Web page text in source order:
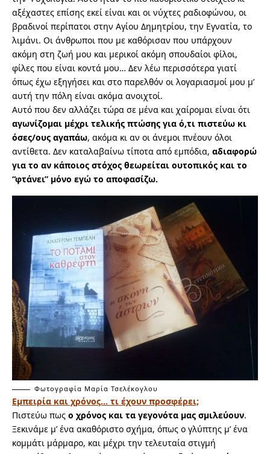
αξέχαστες επίσης εκεί είναι και οι νύχτες ραδιοφώνου, οι
βραδινοί περίπατοι στην Αγίου Δημητρίου, την Εγνατία, το
λιμάνι. Οι άνθρωποι που με καθόρισαν που υπάρχουν
ακόμη στη ζωή μου και μερικοί ακόμη σπουδαίοι φίλοι,
φίλες που είναι κοντά μου… Δεν λέω περισσότερα γιατί
όπως έχω εξηγήσει και στο παρελθόν οι λογαριασμοί μου μ’
αυτή την πόλη είναι ακόμα ανοιχτοί.
Αυτό που δεν αλλάζει τώρα σε μένα και χαίρομαι είναι ότι
αγωνίζομαι μέχρι τελικής πτώσης για ό,τι πιστεύω κι
όσες/ους αγαπάω, ακόμα κι αν οι άνεμοι πνέουν όλοι
αντίθετα. Δεν καταλαβαίνω τίποτα από εμπόδια, αδιαφορώ
για το αν κάποιος στόχος θεωρείται ουτοπικός και το
“φτάνει” μόνο εγώ το αποφασίζω.
Φωτογραφία Μαρία Τσελέκογλου
Εμπειρία και χρόνος… τι έχουν προσφέρει;
Πιστεύω πως ο χρόνος και τα γεγονότα μας σμιλεύουν.
Ξεκινάμε μ’ ένα ακαθόριστο σχήμα, όπως ο γλύπτης μ’ ένα
κομμάτι μάρμαρο, και μέχρι την τελευταία στιγμή